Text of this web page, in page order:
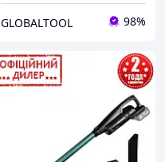
GLOBALTOOL 98%